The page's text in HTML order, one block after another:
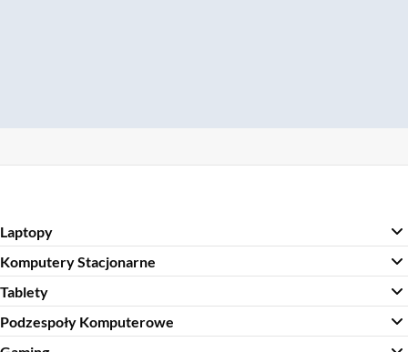
Laptopy
Komputery Stacjonarne
Tablety
Podzespoły Komputerowe